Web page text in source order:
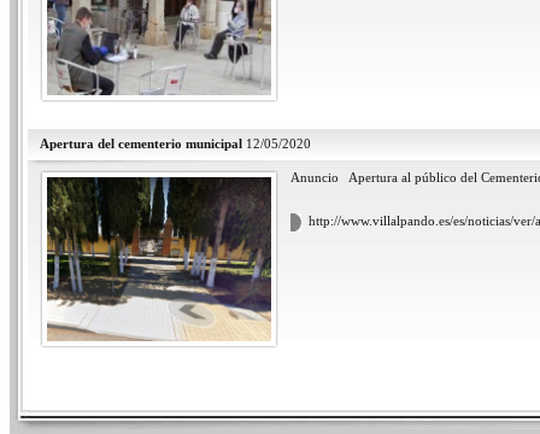
Apertura del cementerio municipal 12/05/2020
Anuncio Apertura al público del
http://www.villalpando.es/es/noticias/